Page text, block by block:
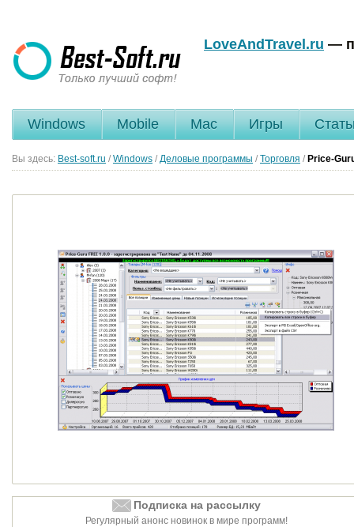
LoveAndTravel.ru —
Windows Mobile Mac Игры
Вы здесь: Best-soft.ru / Windows / Деловые программы / Торговля / Price-
Подписка на рассылку
Регулярный анонс новинок в мире программ!